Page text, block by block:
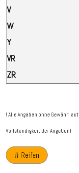
V
W
Y
VR
ZR
! Alle Angaben ohne Gewähr!
Vollständigkeit der Angaben!
# Reifen